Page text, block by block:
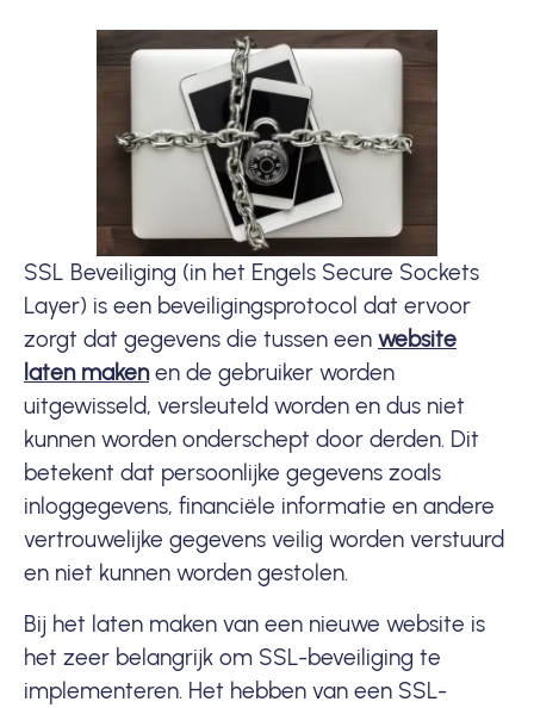
SSL Beveiliging (in het Engels Secure Sockets
Layer) is een beveiligingsprotocol dat ervoor
zorgt dat gegevens die tussen een website
laten makenen de gebruiker worden
uitgewisseld, versleuteld worden en dus niet
kunnen worden onderschept door derden. Dit
betekent dat persoonlijke gegevens zoals
inloggegevens, financiële informatie en andere
vertrouwelijke gegevens veilig worden verstuurd
en niet kunnen worden gestolen.
Bij het laten maken van een nieuwe website is
het zeer belangrijk om SSL-beveiliging te
implementeren. Het hebben van een SSL-